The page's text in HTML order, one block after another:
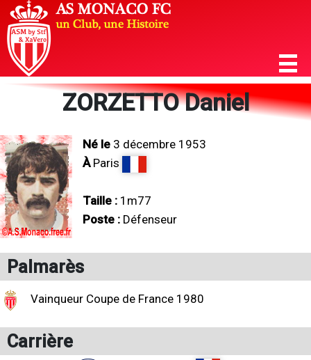
ZORZETTO Daniel
Né le 3 décembre 1953
ÀParis
Taille : 1m77
Poste : Défenseur
Palmarès
Vainqueur Coupe de France 1980
Carrière